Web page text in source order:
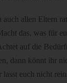
auch allen Eltern
das, was für
auf die
dann könnt ihr
lasst euch nicht